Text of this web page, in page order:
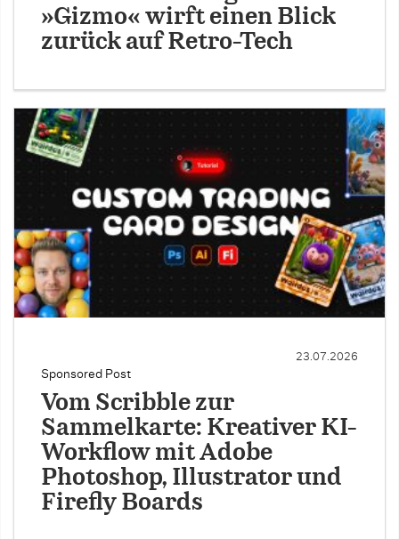
»Gizmo« wirft einen Blick
zurück auf Retro-Tech
Sponsored Post
23.07.2026
Vom Scribble zur
Sammelkarte: Kreativer KI-
Workflow mit Adobe
Photoshop, Illustrator und
Firefly Boards